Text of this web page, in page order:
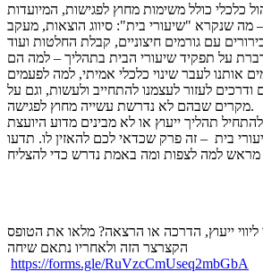
כלכלי כולל משימות מחוץ לפגישות, המיועדות
מה שנקרא "שיעורי בית": סיווג הוצאות, מעקב
על תפקיד שיעורי הבית בתהליך – למה הם
אותנו לעבר שינוי כלכלי אמיתי, למה לפעמים
לעזור לעצמנו להתחייב ולעשות, וגם על
מקרים שבהם לא נדרשת עשייה מחוץ לפגישה.
תהליך ייעוץ או לא מבינים מדוע היועצת
בית – זה פרק שכדאי לכם להאזין לו. תדעו
ליווי ייעוץ, הדרכה או הרצאה? מלאו את הטופס
הקצרצר הזה ולאחריו נתאם שיחה
https://forms.gle/RuVzcCmUseq2mbGbA